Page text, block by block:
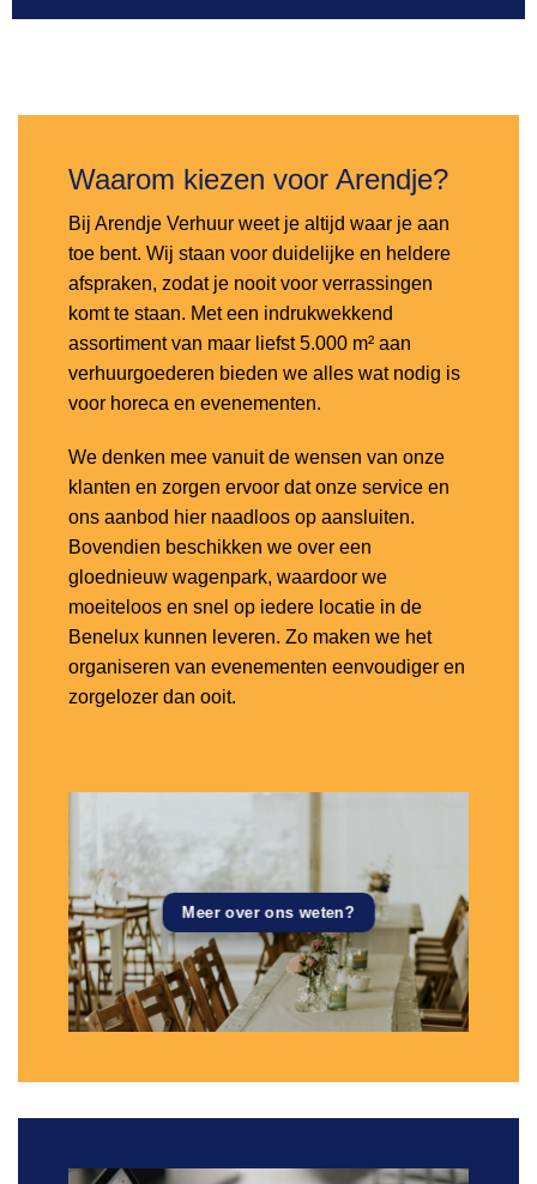
Waarom kiezen voor Arendje?
Bij Arendje Verhuur weet je altijd waar je aan
toe bent. Wij staan voor duidelijke en heldere
afspraken, zodat je nooit voor verrassingen
komt te staan. Met een indrukwekkend
assortiment van maar liefst 5.000 m² aan
verhuurgoederen bieden we alles wat nodig is
voor horeca en evenementen.
We denken mee vanuit de wensen van onze
klanten en zorgen ervoor dat onze service en
ons aanbod hier naadloos op aansluiten.
Bovendien beschikken we over een
gloednieuw wagenpark, waardoor we
moeiteloos en snel op iedere locatie in de
Benelux kunnen leveren. Zo maken we het
organiseren van evenementen eenvoudiger en
zorgelozer dan ooit.
Meer over ons weten?